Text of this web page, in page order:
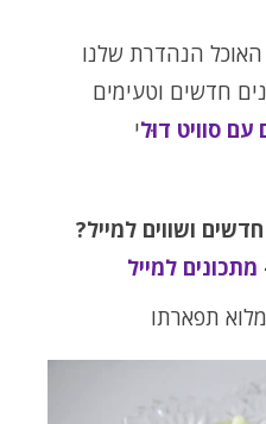
הנהדרת שלנו
חדשים וטעימים
סוויט דוּלי
ושווים למייל?
מתכונים למייל
תפארתו